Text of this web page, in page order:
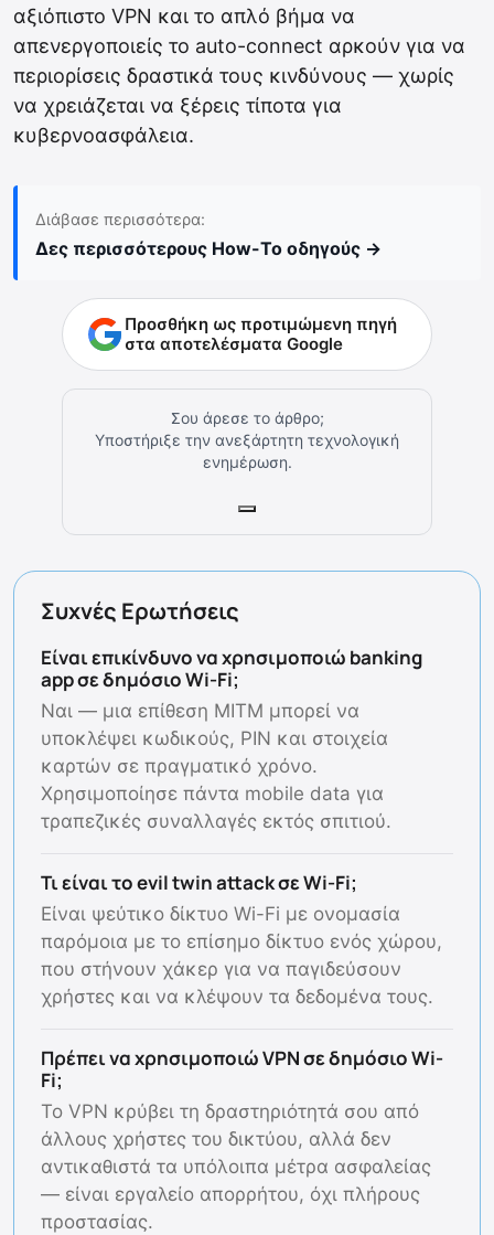
αξιόπιστο VPN και το απλό βήμα να
απενεργοποιείς το auto-connect αρκούν για να
περιορίσεις δραστικά τους κινδύνους — χωρίς
να χρειάζεται να ξέρεις τίποτα για
κυβερνοασφάλεια.
Διάβασε περισσότερα:
Δες περισσότερους How-To οδηγούς →
Προσθήκη ως προτιμώμενη πηγή
στα αποτελέσματα Google
Σου άρεσε το άρθρο;
Υποστήριξε την ανεξάρτητη τεχνολογική
ενημέρωση.
Συχνές Ερωτήσεις
Είναι επικίνδυνο να χρησιμοποιώ banking
app σε δημόσιο Wi-Fi;
Ναι — μια επίθεση MITM μπορεί να
υποκλέψει κωδικούς, PIN και στοιχεία
καρτών σε πραγματικό χρόνο.
Χρησιμοποίησε πάντα mobile data για
τραπεζικές συναλλαγές εκτός σπιτιού.
Τι είναι το evil twin attack σε Wi-Fi;
Είναι ψεύτικο δίκτυο Wi-Fi με ονομασία
παρόμοια με το επίσημο δίκτυο ενός χώρου,
που στήνουν χάκερ για να παγιδεύσουν
χρήστες και να κλέψουν τα δεδομένα τους.
Πρέπει να χρησιμοποιώ VPN σε δημόσιο Wi-
Fi;
Το VPN κρύβει τη δραστηριότητά σου από
άλλους χρήστες του δικτύου, αλλά δεν
αντικαθιστά τα υπόλοιπα μέτρα ασφαλείας
— είναι εργαλείο απορρήτου, όχι πλήρους
προστασίας.